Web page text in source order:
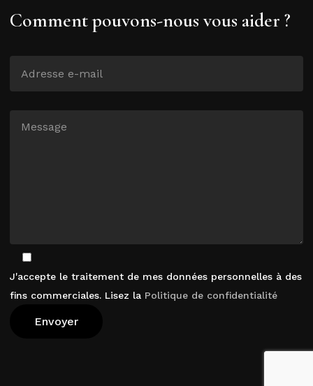
Comment pouvons-nous vous aider ?
J'accepte le traitement de mes données personnelles à des
fins commerciales. Lisez la Politique de confidentialité